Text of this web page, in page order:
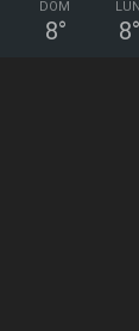
DOM
8°
LUN
8°